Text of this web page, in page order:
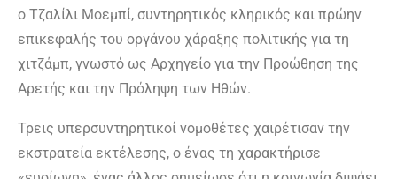
ο Τζαλίλι Μοεμπί, συντηρητικός κληρικός και πρώην
επικεφαλής του οργάνου χάραξης πολιτικής για τη
χιτζάμπ, γνωστό ως Αρχηγείο για την Προώθηση της
Αρετής και την Πρόληψη των Ηθών.
Τρεις υπερσυντηρητικοί νομοθέτες χαιρέτισαν την
εκστρατεία εκτέλεσης, ο ένας τη χαρακτήρισε